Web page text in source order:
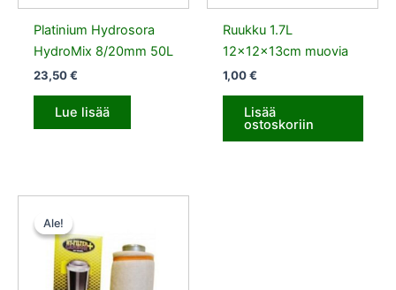
Platinium Hydrosora
HydroMix 8/20mm 50L
23,50€
Lue lisää
Ruukku 1.7L
12x12x13cm muovia
1,00€
Lisää
ostoskoriin
Ale!
Ale!
oli:
45,51 €.43,22 €.